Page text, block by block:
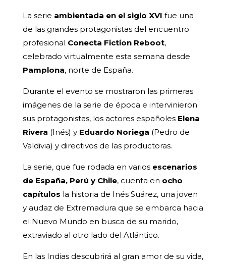
La serie ambientada en el siglo XVI fue una
de las grandes protagonistas del encuentro
profesional Conecta Fiction Reboot,
celebrado virtualmente esta semana desde
Pamplona, norte de España.
Durante el evento se mostraron las primeras
imágenes de la serie de época e intervinieron
sus protagonistas, los actores españoles Elena
Rivera (Inés) y Eduardo Noriega (Pedro de
Valdivia) y directivos de las productoras.
La serie, que fue rodada en varios escenarios
de España, Perú y Chile, cuenta en ocho
capítulos la historia de Inés Suárez, una joven
y audaz de Extremadura que se embarca hacia
el Nuevo Mundo en busca de su marido,
extraviado al otro lado del Atlántico.
En las Indias descubrirá al gran amor de su vida,